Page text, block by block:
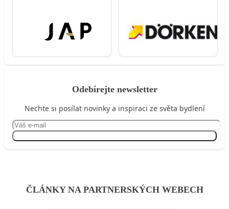
Odebírejte newsletter
Nechte si posílat novinky a inspiraci ze světa bydlení
ČLÁNKY NA PARTNERSKÝCH WEBECH